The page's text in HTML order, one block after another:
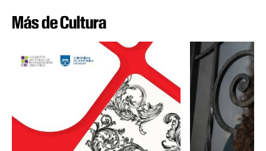
Más de Cultura